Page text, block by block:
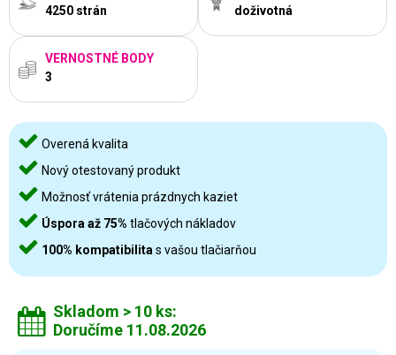
4250 strán
doživotná
VERNOSTNÉ BODY
3
Overená kvalita
Nový otestovaný produkt
Možnosť vrátenia prázdnych kaziet
Úspora až 75% tlačových nákladov
100% kompatibilita s vašou tlačiarňou
Skladom > 10 ks:
Doručíme 11.08.2026